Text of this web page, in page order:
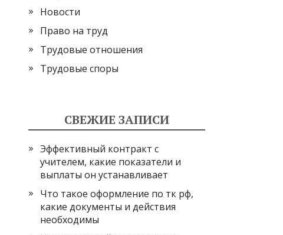
Новости
Право на труд
Трудовые отношения
Трудовые споры
СВЕЖИЕ ЗАПИСИ
Эффективный контракт с
учителем, какие показатели и
выплаты он устанавливает
Что такое оформление по тк рф,
какие документы и действия
необходимы